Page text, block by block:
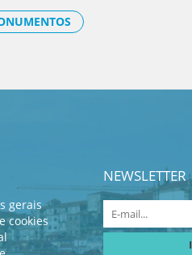
gerais
cookies
NEWSLETTER